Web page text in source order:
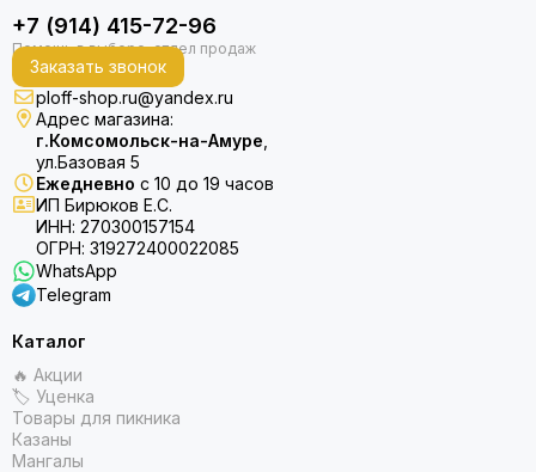
+7 (914) 415-72-96
Заказать звонок
ploff-shop.ru@yandex.ru
Адрес магазина:
г.Комсомольск-на-Амуре
ул.Базовая 5
Ежедневно с 10 до 19 часов
ИП Бирюков Е.С.
ИНН: 270300157154
ОГРН: 319272400022085
WhatsApp
Telegram
Каталог
🔥 Акции
🏷 Уценка
Товары для пикника
Казаны
Мангалы